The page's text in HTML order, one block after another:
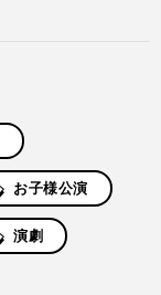
お子様公演
演劇